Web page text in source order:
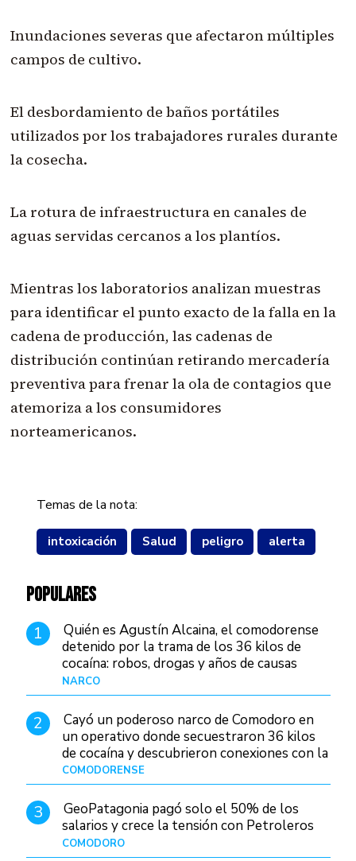
Inundaciones severas que afectaron múltiples
campos de cultivo.
El desbordamiento de baños portátiles
utilizados por los trabajadores rurales durante
la cosecha.
La rotura de infraestructura en canales de
aguas servidas cercanos a los plantíos.
Mientras los laboratorios analizan muestras
para identificar el punto exacto de la falla en la
cadena de producción, las cadenas de
distribución continúan retirando mercadería
preventiva para frenar la ola de contagios que
atemoriza a los consumidores
norteamericanos.
Temas de la nota:
intoxicación Salud peligro alerta
POPULARES
1
Quién es Agustín Alcaina, el comodorense
detenido por la trama de los 36 kilos de
cocaína: robos, drogas y años de causas
judiciales
NARCO
2
Cayó un poderoso narco de Comodoro en
un operativo donde secuestraron 36 kilos
de cocaína y descubrieron conexiones con la
Patagonia
COMODORENSE
3
GeoPatagonia pagó solo el 50% de los
salarios y crece la tensión con Petroleros
COMODORO